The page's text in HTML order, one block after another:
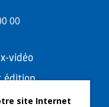
00
vidéo
édition
auteurs
site Internet